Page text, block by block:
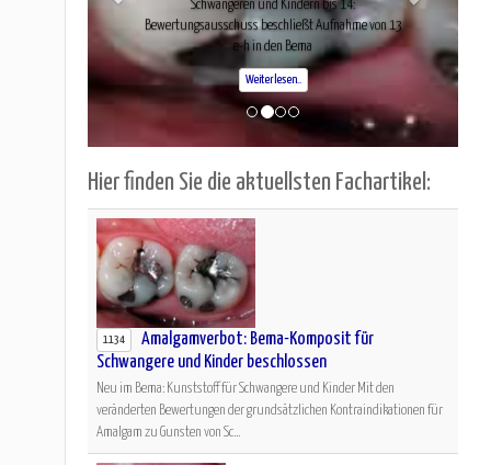
Schwangeren und Kindern bis 14:
Bewertungsausschuss beschließt Aufnahme von 13
e-h in den Bema
Weiterlesen..
Hier finden Sie die aktuellsten Fachartikel:
1134
Amalgamverbot: Bema-Komposit für
Schwangere und Kinder beschlossen
Neu im Bema: Kunststoff für Schwangere und Kinder Mit den
veränderten Bewertungen der grundsätzlichen Kontraindikationen für
Amalgam zu Gunsten von Sc...